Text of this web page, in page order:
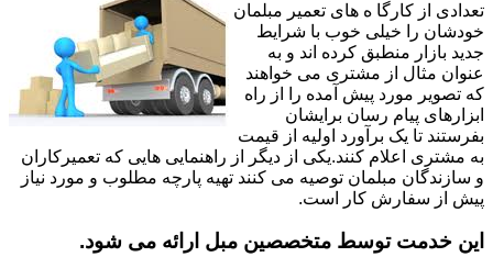
تعدادی از کارگا ه های تعمیر مبلمان
خودشان را خیلی خوب با شرایط
جدید بازار منطبق کرده اند و به
عنوان مثال از مشتری می خواهند
که تصویر مورد پیش آمده را از راه
ابزارهای پیام رسان برایشان
بفرستند تا یک برآورد اولیه از قیمت
به مشتری اعلام کنند.یکی از دیگر از راهنمایی هایی که تعمیرکاران
و سازندگان مبلمان توصیه می کنند تهیه پارچه مطلوب و مورد نیاز
پیش از سفارش کار است.
این خدمت توسط متخصصین مبل ارائه می شود.